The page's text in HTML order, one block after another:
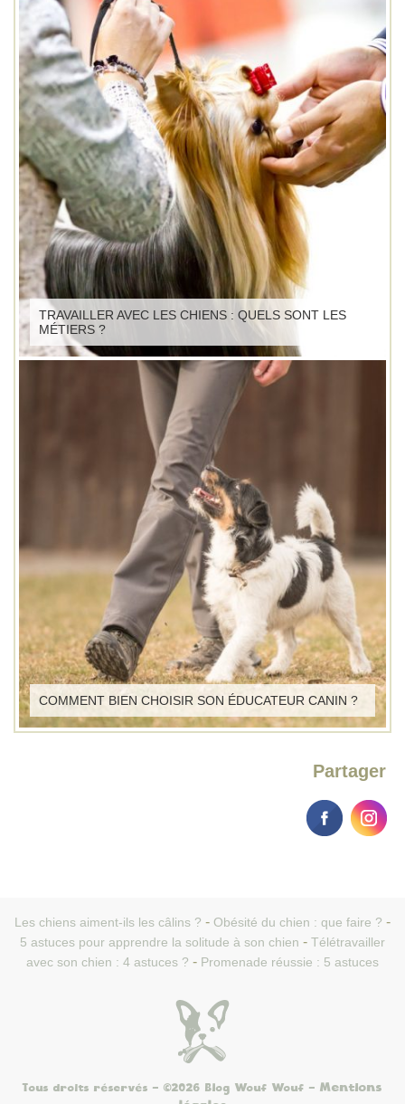
TRAVAILLER AVEC LES CHIENS : QUELS SONT LES
MÉTIERS ?
COMMENT BIEN CHOISIR SON ÉDUCATEUR CANIN ?
Partager
Les chiens aiment-ils les câlins ?
Obésité du chien : que faire ?
5 astuces pour apprendre la solitude à son chien
Télétravailler
avec son chien : 4 astuces ?
Promenade réussie : 5 astuces
Tous droits réservés - ©2026 Blog Wouf Wouf - Mentions